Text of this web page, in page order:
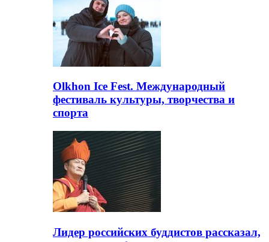
Olkhon Ice Fest. Международный
фестиваль культуры, творчества и
спорта
Лидер российских буддистов рассказал,